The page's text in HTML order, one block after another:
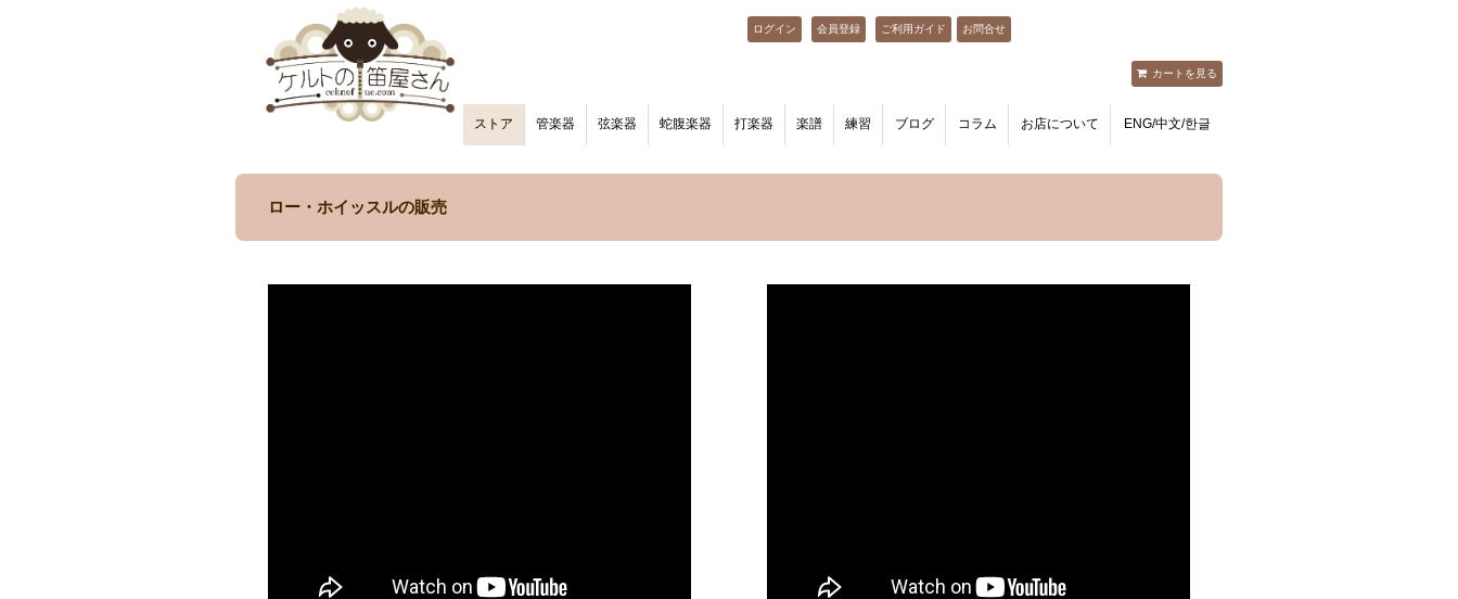
カートを見る
ログイン 会員登録 ご利用ガイド お問合せ
ストア 管楽器 弦楽器 蛇腹楽器 打楽器 楽譜 練習 ブログ コラム お店について ENG/中文/한글
ロー・ホイッスルの販売